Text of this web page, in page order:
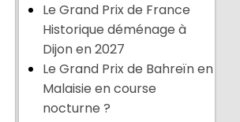
Le Grand Prix de France
Historique déménage à
Dijon en 2027
Le Grand Prix de Bahreïn en
Malaisie en course
nocturne ?